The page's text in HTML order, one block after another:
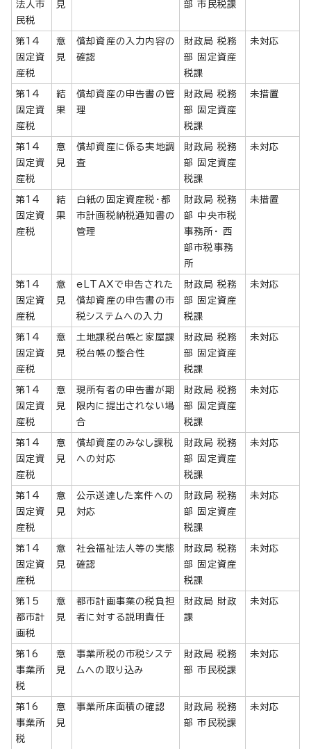
法人市
民税
見
部 市民税課
第14
固定資
産税
意
見
償却資産の入力内容の
確認
財政局 税務
部 固定資産
税課
未対応
第14
固定資
産税
結
果
償却資産の申告書の管
理
財政局 税務
部 固定資産
税課
未措置
第14
固定資
産税
意
見
償却資産に係る実地調
査
財政局 税務
部 固定資産
税課
未対応
第14
固定資
産税
結
果
白紙の固定資産税・都
市計画税納税通知書の
管理
財政局 税務
部 中央市税
事務所・ 西
部市税事務
所
未措置
第14
固定資
産税
意
見
eLTAXで申告された
償却資産の申告書の市
税システムへの入力
財政局 税務
部 固定資産
税課
未対応
第14
固定資
産税
意
見
土地課税台帳と家屋課
税台帳の整合性
財政局 税務
部 固定資産
税課
未対応
第14
固定資
産税
意
見
現所有者の申告書が期
限内に提出されない場
合
財政局 税務
部 固定資産
税課
未対応
第14
固定資
産税
意
見
償却資産のみなし課税
への対応
財政局 税務
部 固定資産
税課
未対応
第14
固定資
産税
意
見
公示送達した案件への
対応
財政局 税務
部 固定資産
税課
未対応
第14
固定資
産税
意
見
社会福祉法人等の実態
確認
財政局 税務
部 固定資産
税課
未対応
第15
都市計
画税
意
見
都市計画事業の税負担
者に対する説明責任
財政局 財政
課
未対応
第16
事業所
税
意
見
事業所税の市税システ
ムへの取り込み
財政局 税務
部 市民税課
未対応
第16
事業所
税
意
見
事業所床面積の確認
財政局 税務
部 市民税課
未対応